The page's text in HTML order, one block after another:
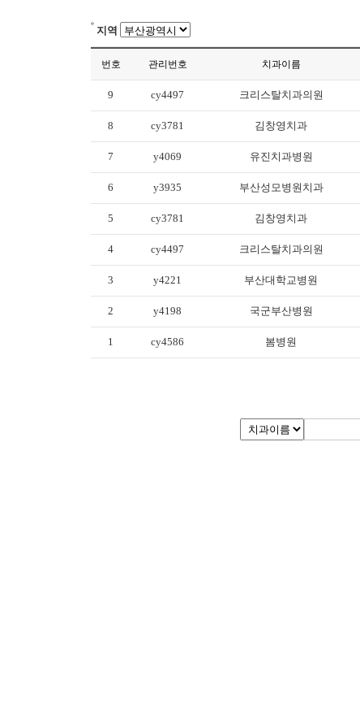
지역
번호 관리번호 치과이름
9 cy4497 크리스탈치과의원
8 cy3781 김창영치과
7 y4069 유진치과병원
6 y3935 부산성모병원치과
5 cy3781 김창영치과
4 cy4497 크리스탈치과의원
3 y4221 부산대학교병원
2 y4198 국군부산병원
1 cy4586 봄병원